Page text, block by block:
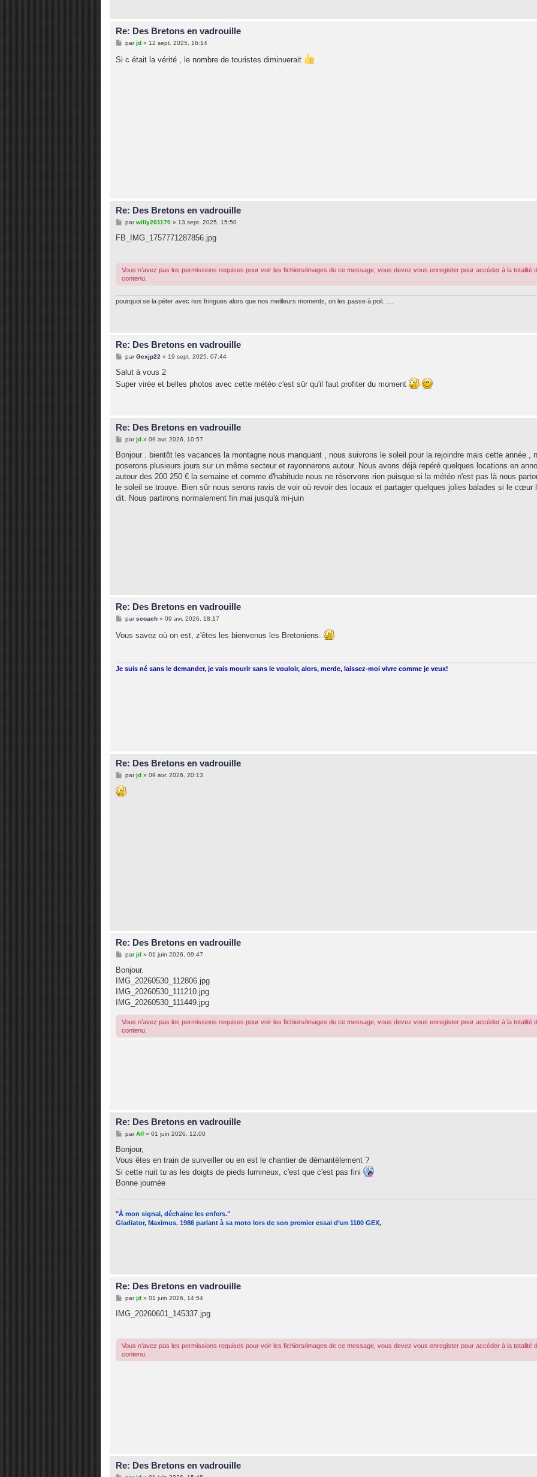
Re: Des Bretons en vadrouille
Mparjd» 12 sept. 2025, 16:14
Si c était la vérité , le nombre de touristes diminuerait
Re: Des Bretons en vadrouille
M
s
s
parwilly201170» 13 sept. 2025, 15:50
FB_IMG_1757771287856.jpg
Vous n’avez pas les permissions requises pour voir les fichiers/images de ce message, vous devez vous enregister pour accéder à la totalité
contenu.
pourquoi se la péter avec nos fringues alors que nos meilleurs moments, on les passe à poil......
Re: Des Bretons en vadrouille
M
s
a
parGexjp22 » 19 sept. 2025, 07:44
Salut à vous 2
Super virée et belles photos avec cette météo c'est sûr qu'il faut profiter du moment
Re: Des Bretons en vadrouille
M
s
a
g
parjd» 09 avr. 2026, 10:57
Bonjour . bientôt les vacances la montagne nous manquant , nous suivrons le soleil pour la rejoindre mais cette année ,
poserons plusieurs jours sur un même secteur et rayonnerons autour. Nous avons déjà repéré quelques locations en
autour des 200 250 € la semaine et comme d'habitude nous ne réservons rien puisque si la météo n'est pas là nous
le soleil se trouve. Bien sûr nous serons ravis de voir où revoir des locaux et partager quelques jolies balades si le cœur
dit. Nous partirons normalement fin mai jusqu'à mi-juin
Re: Des Bretons en vadrouille
M
s
parscoach» 09 avr. 2026, 18:17
Vous savez où on est, z'êtes les bienvenus les Bretoniens.
Je suis né sans le demander, je vais mourir sans le vouloir, alors, merde, laissez-moi vivre comme je veux!
Re: Des Bretons en vadrouille
M
s
s
parjd» 09 avr. 2026, 20:13
Re: Des Bretons en vadrouille
M
s
a
g
parjd» 01 juin 2026, 09:47
Bonjour.
IMG_20260530_112806.jpg
IMG_20260530_111210.jpg
IMG_20260530_111449.jpg
Vous n’avez pas les permissions requises pour voir les fichiers/images de ce message, vous devez vous enregister pour accéder à la totalité
contenu.
Re: Des Bretons en vadrouille
M
s
a
e
parAlf» 01 juin 2026, 12:00
Bonjour,
Vous êtes en train de surveiller ou en est le chantier de démantèlement ?
Si cette nuit tu as les doigts de pieds lumineux, c'est que c'est pas fini
Bonne journée
"À mon signal, déchaine les enfers."
Gladiator, Maximus. 1986 parlant à sa moto lors de son premier essai d’un 1100 GEX,
Re: Des Bretons en vadrouille
M
s
e
parjd» 01 juin 2026, 14:54
IMG_20260601_145337.jpg
Vous n’avez pas les permissions requises pour voir les fichiers/images de ce message, vous devez vous enregister pour accéder à la totalité
contenu.
Re: Des Bretons en vadrouille